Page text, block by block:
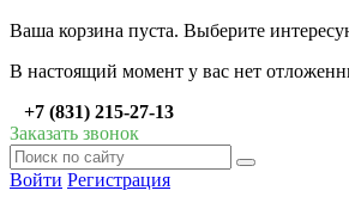
Ваша корзина пуста. Выберите
В настоящий момент у вас нет
+7 (831) 215-27-13
Заказать звонок
Войти Регистрация